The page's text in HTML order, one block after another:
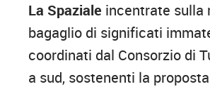
La Spaziale incentrate sulla
bagaglio di significati
coordinati dal Consorzio di
a sud, sostenenti la